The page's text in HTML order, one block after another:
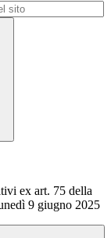
ex art. 75 della
9 giugno 2025